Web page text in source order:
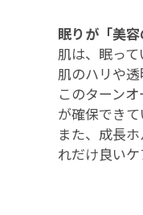
眠りが「美
肌は、眠っ
肌のハリや透
このターン
が確保でき
また、成長
れだけ良い